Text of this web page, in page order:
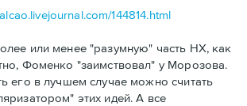
144814.html
или менее "разумную" часть НХ, как
Фоменко "заимствовал" у Морозова.
его в лучшем случае можно считать
этих идей. А все